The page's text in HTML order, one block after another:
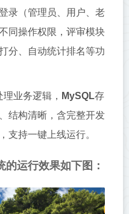
录（管理员、用户、老
同操作权限，评审模块
分、自动统计排名等功
理业务逻辑， MySQL存
结构清晰，含完整开发
支持一键上线运行。
运行效果如下图：